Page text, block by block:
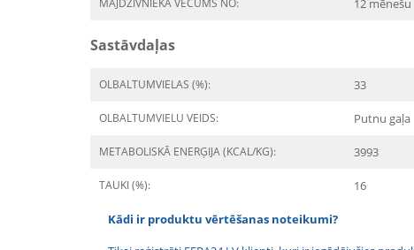
MĀJDZĪVNIEKA VECUMS NO: 12 mēnešu
Sastāvdaļas
OLBALTUMVIELAS (%): 33
OLBALTUMVIELU VEIDS: Putnu gaļa
METABOLISKĀ ENERĢIJA (KCAL/KG): 3993
TAUKI (%): 16
Kādi ir produktu vērtēšanas noteikumi?